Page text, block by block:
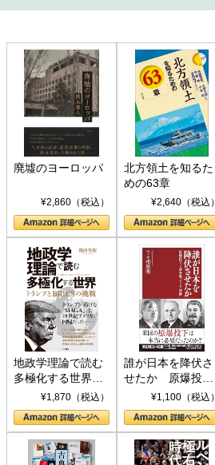
廃墟のヨーロッパ
¥2,860（税込）
北方領土を知るた
めの63章
¥2,640（税込）
地政学理論で読む
多極化する世界：
トランプとBRICS
の挑戦
¥1,870（税込）
誰が日本を降伏さ
せたか 原爆投
下、ソ連参戦、そ
して聖断 (PHP新
書)
¥1,100（税込）